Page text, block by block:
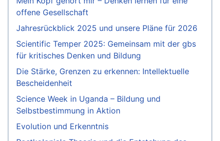
offene Gesellschaft
Jahresrückblick 2025 und unsere Pläne für 2026
Scientific Temper 2025: Gemeinsam mit der gbs
für kritisches Denken und Bildung
Die Stärke, Grenzen zu erkennen: Intellektuelle
Bescheidenheit
Science Week in Uganda – Bildung und
Selbstbestimmung in Aktion
Evolution und Erkenntnis